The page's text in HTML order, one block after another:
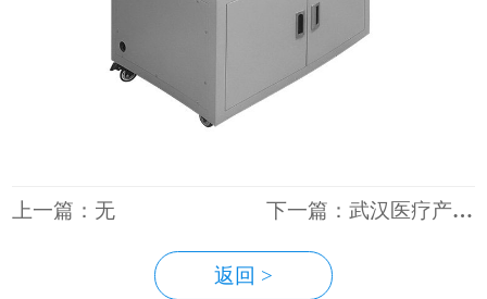
上一篇：无 下一篇：武汉医疗产品外壳加工
返回 >